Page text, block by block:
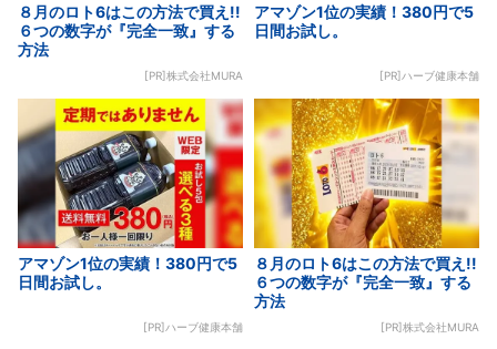
８月のロト6はこの方法で買え!!
６つの数字が『完全一致』する
方法
[PR]株式会社MURA
アマゾン1位の実績！380円で5
日間お試し。
[PR]ハーブ健康本舗
アマゾン1位の実績！380円で5
日間お試し。
[PR]ハーブ健康本舗
８月のロト6はこの方法で買え!!
６つの数字が『完全一致』する
方法
[PR]株式会社MURA